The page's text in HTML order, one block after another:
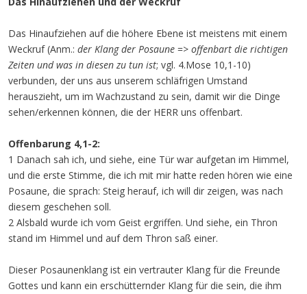
Das Hinaufziehen auf die höhere Ebene ist meistens mit einem
Weckruf (Anm.: der Klang der Posaune => offenbart die richtigen
Zeiten und was in diesen zu tun ist; vgl. 4.Mose 10,1-10)
verbunden, der uns aus unserem schläfrigen Umstand
herauszieht, um im Wachzustand zu sein, damit wir die Dinge
sehen/erkennen können, die der HERR uns offenbart.
Offenbarung 4,1-2:
1 Danach sah ich, und siehe, eine Tür war aufgetan im Himmel,
und die erste Stimme, die ich mit mir hatte reden hören wie eine
Posaune, die sprach: Steig herauf, ich will dir zeigen, was nach
diesem geschehen soll.
2 Alsbald wurde ich vom Geist ergriffen. Und siehe, ein Thron
stand im Himmel und auf dem Thron saß einer.
Dieser Posaunenklang ist ein vertrauter Klang für die Freunde
Gottes und kann ein erschütternder Klang für die sein, die ihm